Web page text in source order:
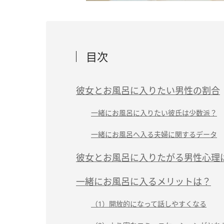
目次
彼女とお風呂に入りたい男性の割合
一緒にお風呂に入りたい彼氏は少数派？
一緒にお風呂へ入る夫婦に関するデータ
彼女とお風呂に入りたがる男性心理
一緒にお風呂に入るメリットは？
（1）開放的になって話しやすくなる